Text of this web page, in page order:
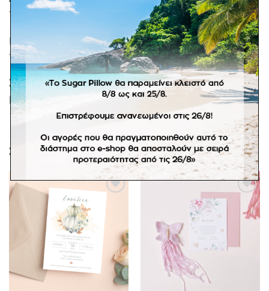
προσαρμόζονται κατόπιν συνεννόησης.
Ελάχιστη παραγγελία 30 τμχ. Στην τιμή
περιλαμβάνονται τα κουφέτα crispy Χατζηγιαννάκη.
Σε προπαραγγελία 20 εργάσιμων ημερών. *Αποστολή
με ογκοχρέωση κατόπιν συνεννόησης.
ΣΧΕΤΙΚΆ ΠΡΟΪΌΝΤΑ
επιθυμιών
Πρόσθήκη
λίστα